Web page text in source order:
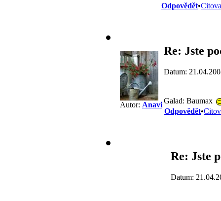
Odpovědět•
Autor: Anavi
Re: Jste
Datum:
Galad: Baumax
Odpovědět•
Re: Jste
Datum: